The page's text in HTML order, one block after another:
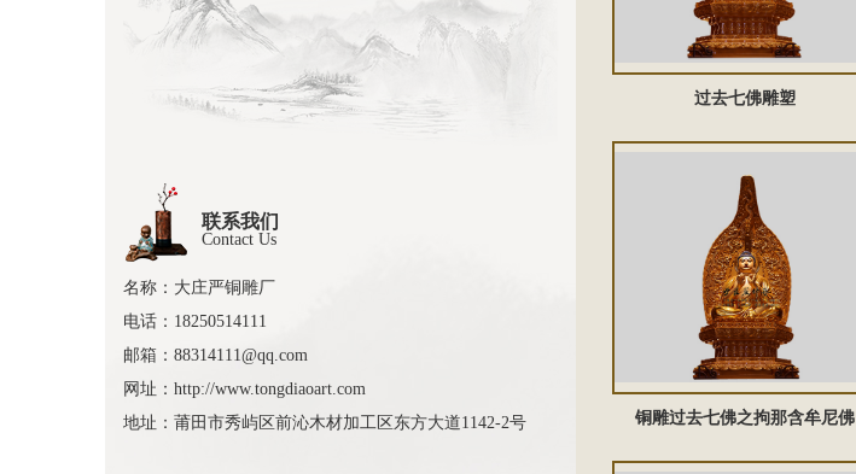
联系我们
Contact Us
名称：大庄严铜雕厂
电话：18250514111
邮箱：88314111@qq.com
网址：http://www.tongdiaoart.com
地址：莆田市秀屿区前沁木材加工区东方大道1142-2号
过去七佛雕塑
铜雕过去七佛之拘那含牟尼佛‌